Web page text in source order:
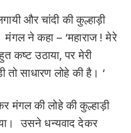
और चांदी की कुल्हाड़ी
ने कहा – ‘महाराज ! मेरे
कष्ट उठाया, पर मेरी
तो साधारण लोहे की है। ‘
मंगल की लोहे की कुल्हाड़ी
उसने धन्यवाद देकर